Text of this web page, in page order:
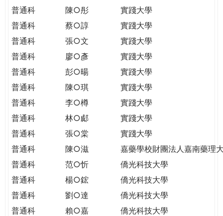
普通科
陳○彤
實踐大學
普通科
蔡○諄
實踐大學
普通科
張○文
實踐大學
普通科
廖○彥
實踐大學
普通科
彭○暘
實踐大學
普通科
陳○琪
實踐大學
普通科
李○樽
實踐大學
普通科
林○郕
實踐大學
普通科
張○棠
實踐大學
普通科
陳○滋
嘉藥學校財團法人嘉南藥理
普通科
范○忻
僑光科技大學
普通科
楊○鋐
僑光科技大學
普通科
劉○達
僑光科技大學
普通科
賴○嘉
僑光科技大學